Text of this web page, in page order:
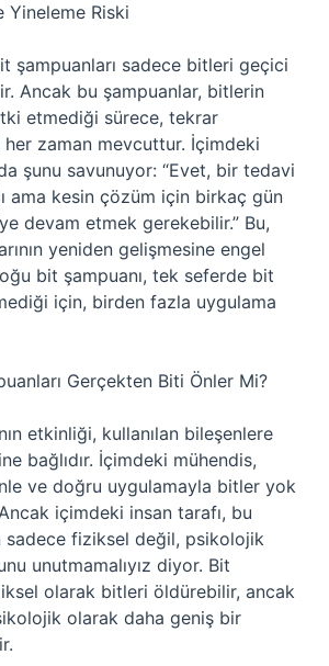
Yineleme Riski
şampuanları sadece bitleri geçici
Ancak bu şampuanlar, bitlerin
etmediği sürece, tekrar
zaman mevcuttur. İçimdeki
şunu savunuyor: “Evet, bir tedavi
ama kesin çözüm için birkaç gün
devam etmek gerekebilir.” Bu,
yeniden gelişmesine engel
bit şampuanı, tek seferde bit
için, birden fazla uygulama
Gerçekten Biti Önler Mi?
etkinliği, kullanılan bileşenlere
bağlıdır. İçimdeki mühendis,
ve doğru uygulamayla bitler yok
içimdeki insan tarafı, bu
sadece fiziksel değil, psikolojik
unutmamalıyız diyor. Bit
olarak bitleri öldürebilir, ancak
olarak daha geniş bir